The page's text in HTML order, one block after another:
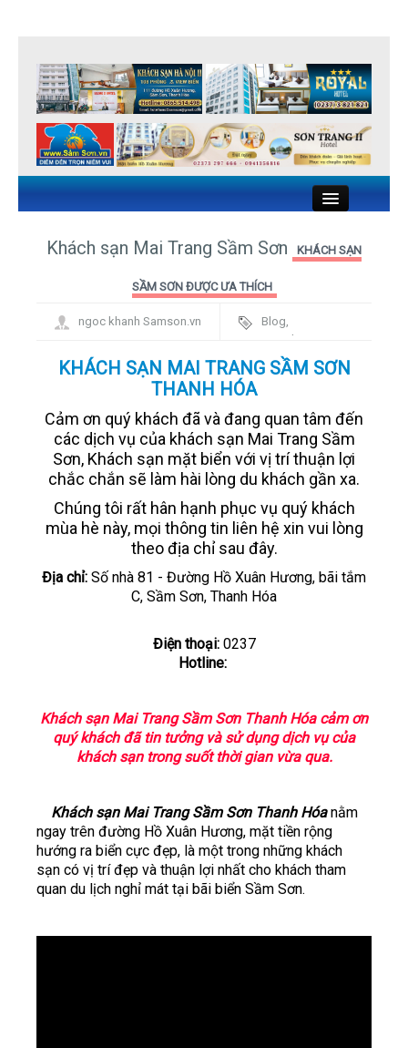
KHÁCH SẠN SẦM SƠN
NHÀ NGHỈ SẦM SƠN
NHÀ HÀNG HẢI SẢN SẦM SƠN
DU LỊCH SẦM SƠN
LIÊN HỆ
Khách sạn Mai Trang Sầm Sơn KHÁCH SẠN
SẦM SƠN ĐƯỢC ƯA THÍCH
ngoc khanh Samson.vn Blog
Framework
KHÁCH SẠN MAI TRANG SẦM SƠN
THANH HÓA
Cảm ơn quý khách đã và đang quan tâm đến
các dịch vụ của khách sạn Mai Trang Sầm
Sơn, Khách sạn mặt biển với vị trí thuận lợi
chắc chắn sẽ làm hài lòng du khách gần xa.
Chúng tôi rất hân hạnh phục vụ quý khách
mùa hè này, mọi thông tin liên hệ xin vui lòng
theo địa chỉ sau đây.
Địa chỉ: Số nhà 81 - Đường Hồ Xuân Hương, bãi tắm
C, Sầm Sơn, Thanh Hóa
Điện thoại:0237
Hotline:
Khách sạn Mai Trang Sầm Sơn Thanh Hóa cảm ơn
quý khách đã tin tưởng và sử dụng dịch vụ của
khách sạn trong suốt thời gian vừa qua.
Khách sạn Mai Trang Sầm Sơn Thanh Hóanằm
ngay trên đường Hồ Xuân Hương, mặt tiền rộng
hướng ra biển cực đẹp, là một trong những khách
sạn có vị trí đẹp và thuận lợi nhất cho khách tham
quan du lịch nghỉ mát tại bãi biển Sầm Sơn.